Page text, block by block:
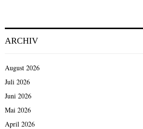
ARCHIV
August 2026
Juli 2026
Juni 2026
Mai 2026
April 2026